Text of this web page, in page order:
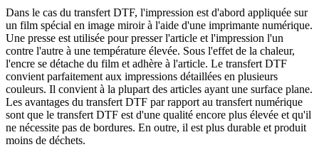
Dans le cas du transfert DTF, l'impression est d'abord appliquée sur
un film spécial en image miroir à l'aide d'une imprimante numérique.
Une presse est utilisée pour presser l'article et l'impression l'un
contre l'autre à une température élevée. Sous l'effet de la chaleur,
l'encre se détache du film et adhère à l'article. Le transfert DTF
convient parfaitement aux impressions détaillées en plusieurs
couleurs. Il convient à la plupart des articles ayant une surface plane.
Les avantages du transfert DTF par rapport au transfert numérique
sont que le transfert DTF est d'une qualité encore plus élevée et qu'il
ne nécessite pas de bordures. En outre, il est plus durable et produit
moins de déchets.